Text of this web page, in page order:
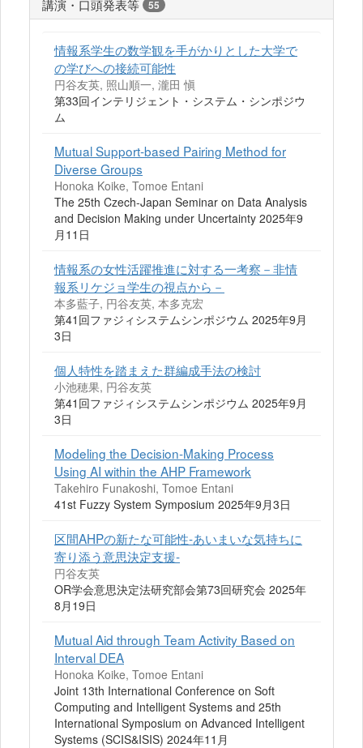
講演・口頭発表等 55
情報系学生の数学観を手がかりとした大学で
の学びへの接続可能性
円谷友英, 照山順一, 瀧田 愼
第33回インテリジェント・システム・シンポジウ
ム
Mutual Support-based Pairing Method for
Diverse Groups
Honoka Koike, Tomoe Entani
The 25th Czech-Japan Seminar on Data Analysis
and Decision Making under Uncertainty 2025年9
月11日
情報系の女性活躍推進に対する一考察－非情
報系リケジョ学生の視点から－
本多藍子, 円谷友英, 本多克宏
第41回ファジィシステムシンポジウム 2025年9月
3日
個人特性を踏まえた群編成手法の検討
小池穂果, 円谷友英
第41回ファジィシステムシンポジウム 2025年9月
3日
Modeling the Decision-Making Process
Using AI within the AHP Framework
Takehiro Funakoshi, Tomoe Entani
41st Fuzzy System Symposium 2025年9月3日
区間AHPの新たな可能性-あいまいな気持ちに
寄り添う意思決定支援-
円谷友英
OR学会意思決定法研究部会第73回研究会 2025年
8月19日
Mutual Aid through Team Activity Based on
Interval DEA
Honoka Koike, Tomoe Entani
Joint 13th International Conference on Soft
Computing and Intelligent Systems and 25th
International Symposium on Advanced Intelligent
Systems (SCIS&ISIS) 2024年11月